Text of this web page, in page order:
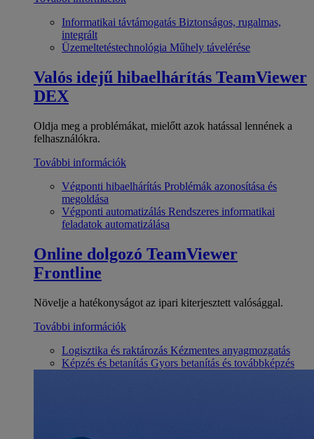
Informatikai távtámogatás Biztonságos, rugalmas,
integrált
Üzemeltetéstechnológia Műhely távelérése
Valós idejű hibaelhárítás TeamViewer
DEX
Oldja meg a problémákat, mielőtt azok hatással lennének a
felhasználókra.
További információk
Végponti hibaelhárítás Problémák azonosítása és
megoldása
Végponti automatizálás Rendszeres informatikai
feladatok automatizálása
Online dolgozó TeamViewer
Frontline
Növelje a hatékonyságot az ipari kiterjesztett valósággal.
További információk
Logisztika és raktározás Kézmentes anyagmozgatás
Képzés és betanítás Gyors betanítás és továbbképzés